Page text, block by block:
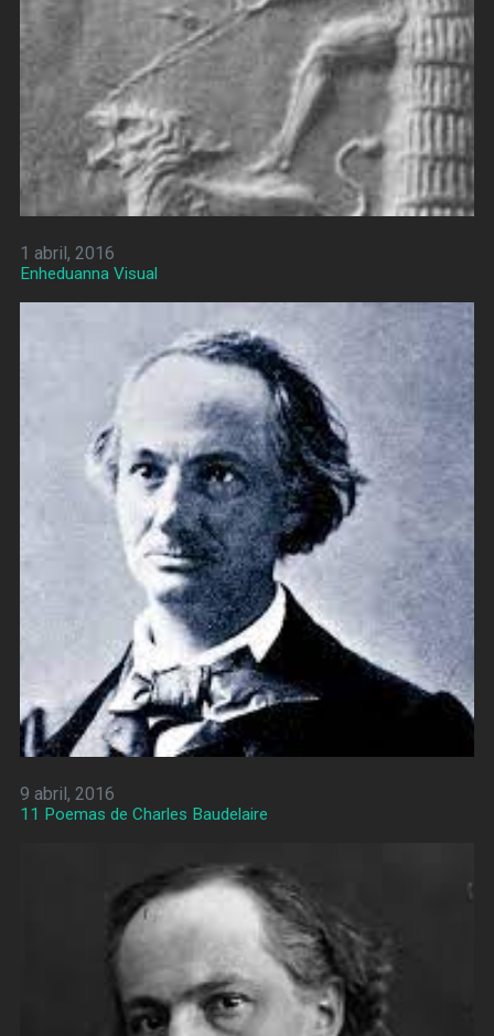
1 abril, 2016
Enheduanna Visual
9 abril, 2016
11 Poemas de Charles Baudelaire